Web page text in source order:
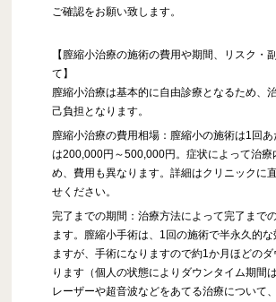
ご確認をお願い致します。
【膣縮小治療の施術の費用や期間、リスク・
て】
膣縮小治療は基本的に自由診療となるため、
己負担となります。
膣縮小治療の費用相場：膣縮小の施術は1回
は200,000円～500,000円。症状によって治療
め、費用も異なります。詳細はクリニックに
せください。
完了までの期間：治療方法によって完了まで
ます。膣縮小手術は、1回の施術で半永久的な
ますが、手術になりますので約1か月ほどの
ります（個人の状態によりダウンタイム期間
レーザーや超音波などをあてる治療について